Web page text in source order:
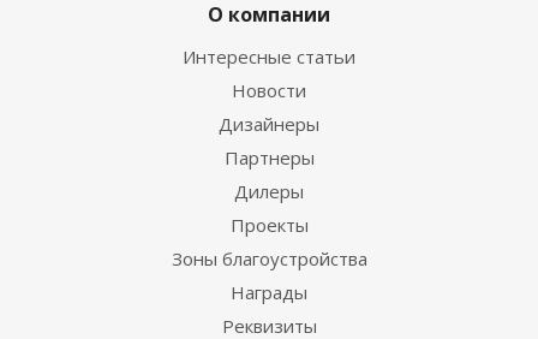
О компании
Интересные статьи
Новости
Дизайнеры
Партнеры
Дилеры
Проекты
Зоны благоустройства
Награды
Реквизиты